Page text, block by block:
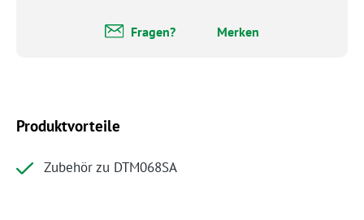
Fragen? Merken
Produktvorteile
Zubehör zu DTM068SA